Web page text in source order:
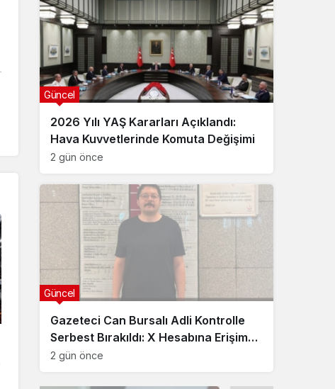
2026 Yılı YAŞ Kararları Açıklandı:
Hava Kuvvetlerinde Komuta Değişimi
2 gün önce
Güncel
Gazeteci Can Bursalı Adli Kontrolle
Serbest Bırakıldı: X Hesabına Erişim
Engeli Getirildi
2 gün önce
Güncel